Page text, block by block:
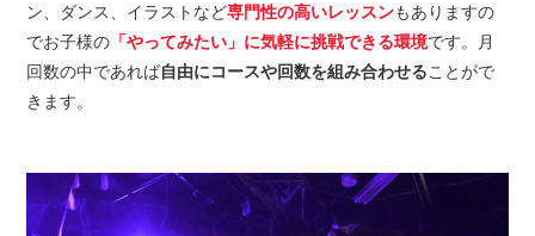
ン、ダンス、イラストなど専門性の高いレッスンもありますの
でお子様の 「やってみたい」に気軽に挑戦できる環境です。月
回数の中であれば自由にコースや回数を組み合わせることがで
きます。